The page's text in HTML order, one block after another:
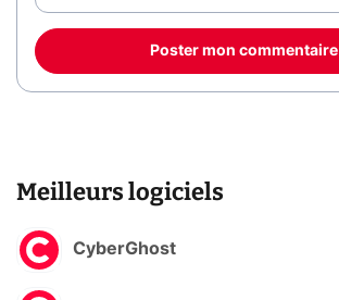
Poster mon commentaire
Meilleurs logiciels
CyberGhost